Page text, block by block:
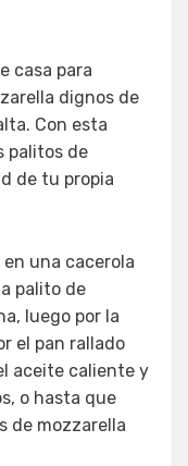
casa para
dignos de
Con esta
palitos de
de tu propia
una cacerola
palito de
luego por la
el pan rallado
aceite caliente y
o hasta que
de mozzarella